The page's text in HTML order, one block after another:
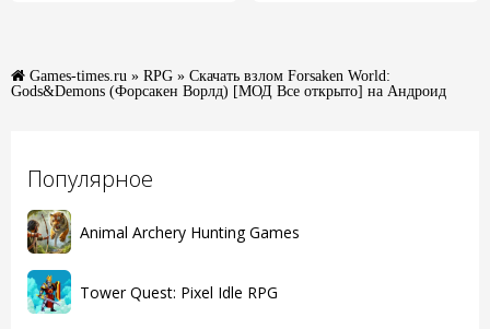
Популярное
Animal Archery Hunting Games
Tower Quest: Pixel Idle RPG
Games-times.ru » RPG » Скачать взлом Forsaken World:
Gods&Demons (Форсакен Ворлд) [МОД Все открыто] на Андроид